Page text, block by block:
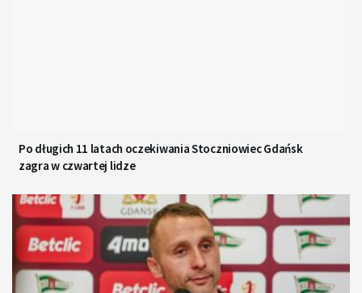
Po długich 11 latach oczekiwania Stoczniowiec Gdańsk
zagra w czwartej lidze